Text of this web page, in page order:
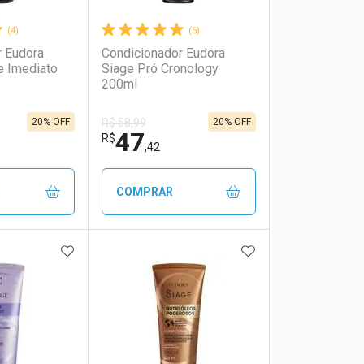
(4)
Eudora
Imediato
20% OFF
(6)
Condicionador Eudora
Siage Pró Cronology
200ml
R$ 58,99
R$47,42
20% OFF
COMPRAR
Laboratório
Por Menos
ADICIONAR AOS FAVORITOSADICIONAR AOS